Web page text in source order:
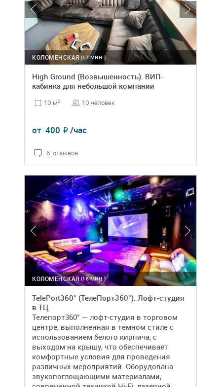
(17 МИН.)
КОЛОМЕНСКАЯ
High Ground (Возвышенность). ВИП-
кабинка для небольшой компании
10 м2 10 человек
от 400 ₽ /час
6 отзывов
(16 МИН.)
КОЛОМЕНСКАЯ
TelePort360° (ТелеПорт360°). Лофт-студия
в ТЦ
Телепорт360° — лофт-студия в торговом
центре, выполненная в темном стиле с
использованием белого кирпича, с
выходом на крышу, что обеспечивает
комфортные условия для проведения
различных мероприятий. Оборудована
звукопоглощающими материалами,